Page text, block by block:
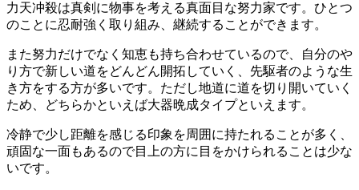
力天冲殺は真剣に物事を考える真面目な努力家です。ひとつ
のことに忍耐強く取り組み、継続することができます。
また努力だけでなく知恵も持ち合わせているので、自分のや
り方で新しい道をどんどん開拓していく、先駆者のような生
き方をする方が多いです。ただし地道に道を切り開いていく
ため、どちらかといえば大器晩成タイプといえます。
冷静で少し距離を感じる印象を周囲に持たれることが多く、
頑固な一面もあるので目上の方に目をかけられることは少な
いです。